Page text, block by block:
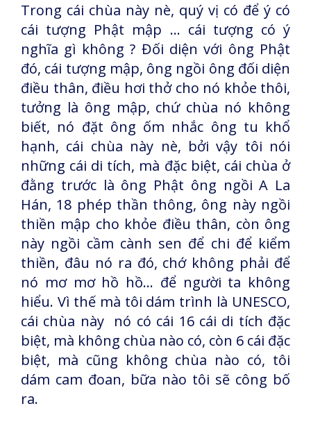
Trong cái chùa này nè, quý vị có để ý có
cái tượng Phật mập … cái tượng có ý
nghĩa gì không ? Đối diện với ông Phật
đó, cái tượng mập, ông ngồi ông đối diện
điều thân, điều hơi thở cho nó khỏe thôi,
tưởng là ông mập, chứ chùa nó không
biết, nó đặt ông ốm nhắc ông tu khổ
hạnh, cái chùa này nè, bởi vậy tôi nói
những cái di tích, mà đặc biệt, cái chùa ở
đằng trước là ông Phật ông ngồi A La
Hán, 18 phép thần thông, ông này ngồi
thiền mập cho khỏe điều thân, còn ông
này ngồi cầm cành sen để chi để kiểm
thiền, đâu nó ra đó, chớ không phải để
nó mơ mơ hồ hồ... để người ta không
hiểu. Vì thế mà tôi dám trình là UNESCO,
cái chùa này nó có cái 16 cái di tích đặc
biệt, mà không chùa nào có, còn 6 cái đặc
biệt, mà cũng không chùa nào có, tôi
dám cam đoan, bữa nào tôi sẽ công bố
ra.